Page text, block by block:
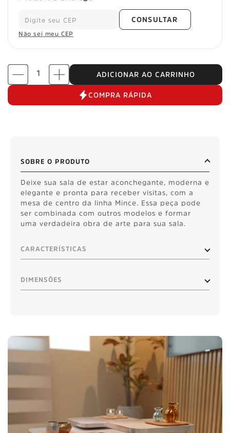
CONSULTAR
Não sei meu CEP
ADICIONAR AO CARRINHO
COMPRA RÁPIDA
SOBRE O PRODUTO
Deixe sua sala de estar aconchegante, moderna e
elegante e pronta para receber visitas, com a
mesa de centro da linha Mince. Essa peça pode
ser combinada com outros modelos e formar
uma verdadeira obra de arte para sua sala.
CARACTERÍSTICAS
DIMENSÕES